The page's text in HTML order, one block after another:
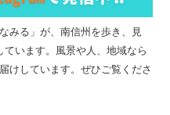
みる」が、南信州を歩き、見
います。風景や人、地域なら
けしています。ぜひご覧くださ